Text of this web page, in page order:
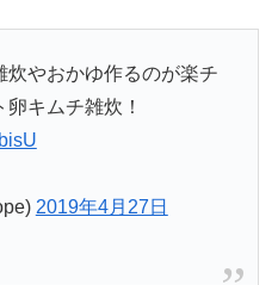
炊やおかゆ作るのが楽チ
キムチ雑炊！
2019年4月27日